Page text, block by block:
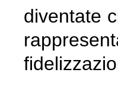
diventate